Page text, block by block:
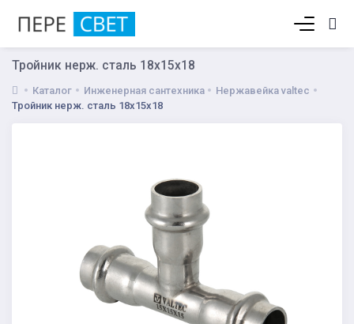
Тройник нерж. сталь 18х15х18
Каталог Инженерная сантехника
Нержавейка valtec
Тройник нерж. сталь 18х15х18